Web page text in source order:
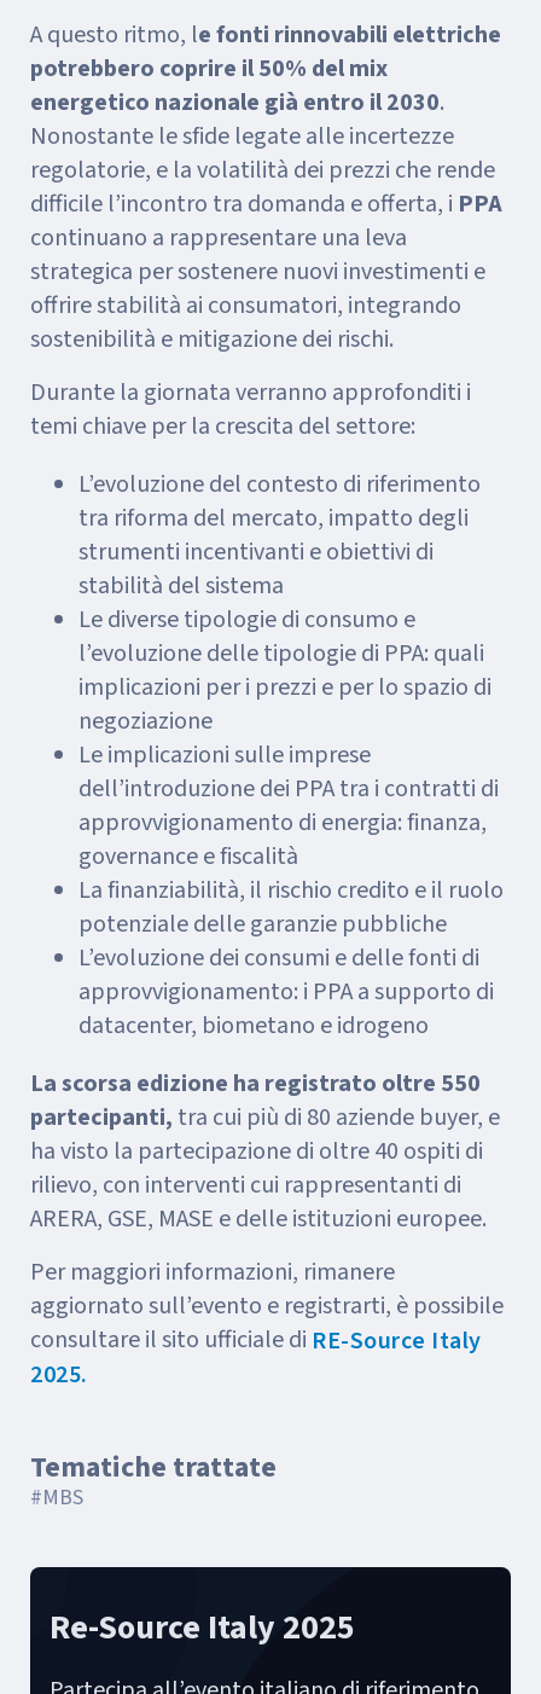
A questo ritmo, le fonti rinnovabili elettriche
potrebbero coprire il 50% del mix
energetico nazionale già entro il 2030.
Nonostante le sfide legate alle incertezze
regolatorie, e la volatilità dei prezzi che rende
difficile l’incontro tra domanda e offerta, i PPA
continuano a rappresentare una leva
strategica per sostenere nuovi investimenti e
offrire stabilità ai consumatori, integrando
sostenibilità e mitigazione dei rischi.
Durante la giornata verranno approfonditi i
temi chiave per la crescita del settore:
L’evoluzione del contesto di riferimento
tra riforma del mercato, impatto degli
strumenti incentivanti e obiettivi di
stabilità del sistema
Le diverse tipologie di consumo e
l’evoluzione delle tipologie di PPA: quali
implicazioni per i prezzi e per lo spazio di
negoziazione
Le implicazioni sulle imprese
dell’introduzione dei PPA tra i contratti di
approvvigionamento di energia: finanza,
governance e fiscalità
La finanziabilità, il rischio credito e il ruolo
potenziale delle garanzie pubbliche
L’evoluzione dei consumi e delle fonti di
approvvigionamento: i PPA a supporto di
datacenter, biometano e idrogeno
La scorsa edizione ha registrato oltre 550
partecipanti, tra cui più di 80 aziende buyer, e
ha visto la partecipazione di oltre 40 ospiti di
rilievo, con interventi cui rappresentanti di
ARERA, GSE, MASE e delle istituzioni europee.
Per maggiori informazioni, rimanere
aggiornato sull’evento e registrarti, è possibile
consultare il sito ufficiale di RE-Source Italy
2025.
Tematiche trattate
#MBS
Re-Source Italy 2025